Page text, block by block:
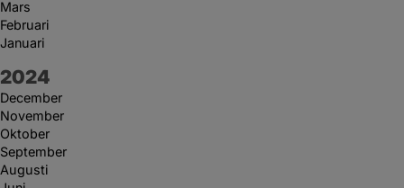
Mars
Februari
Januari
År:
2024
December
November
Oktober
September
Augusti